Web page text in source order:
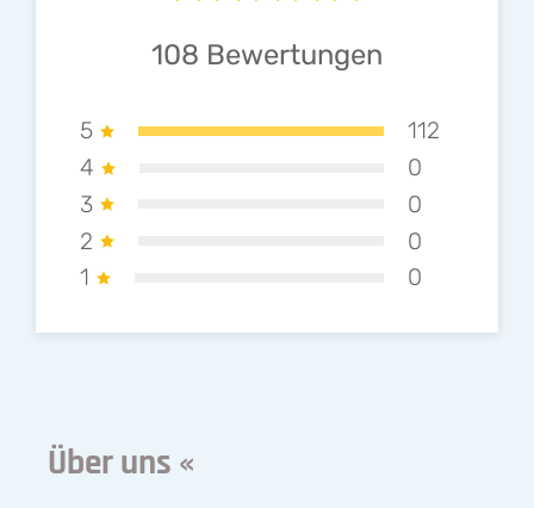
108 Bewertungen
5
112
4
0
3
0
2
0
1
0
Über uns «